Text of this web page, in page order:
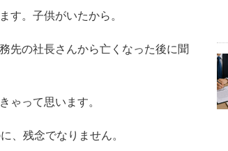
す。子供がいたから。
先の社長さんから亡くなった後に聞
ゃって思います。
、残念でなりません。